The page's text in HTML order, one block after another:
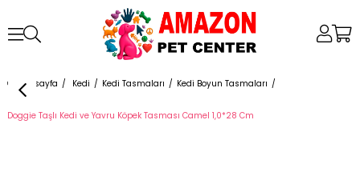
Anasayfa Kedi Kedi Tasmaları Kedi Boyun Tasmaları
Doggie Taşlı Kedi ve Yavru Köpek Tasması Camel 1,0*28 Cm